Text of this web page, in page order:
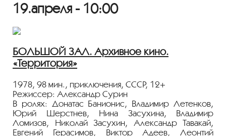
Показ пройдёт с 35-мм плёнки из коллекции
Госфильмофонда России.
Лента представлена в рамках программы
«ПЕРСОНА. Донатас Банионис».
19.апреля - 10:00
БОЛЬШОЙ ЗАЛ. Архивное кино.
«Территория»
1978, 98 мин., приключения, СССР, 12+
Режиссер: Александр Сурин
В ролях: Донатас Банионис, Владимир Летенков,
Юрий Шерстнев, Нина Засухина, Владимир
Ломизов, Николай Засухин, Александр Тавакай,
Евгений Герасимов, Виктор Адеев, Леонтий